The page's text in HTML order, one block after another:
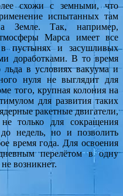
схожи с земными, что
испытанных там
Земле. Так, например,
Марса имеет все
пустынях и засушливых
доработками. В то время
в условиях вакуума и
нуля не выглядит для
того, крупная колония на
для развития таких
ракетные двигатели,
не только для сокращения
недель, но и позволить
время года. Для освоения
перелётом в одну
возникнет.